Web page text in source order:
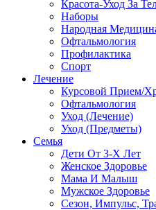
Красота-Уход За
Наборы
Народная
Офтальмология
Профилактика
Спорт
Лечение
Курсовой Прием/
Офтальмология
Уход (Лечение)
Уход (Предметы)
Семья
Дети От 3-Х Лет
Женское Здоровье
Мама И Малыш
Мужское Здоровье
Сезон, Импульс,